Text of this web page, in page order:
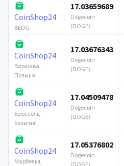
CoinShop24
BEOG
17.03659689
Dogecoin
(DOGE)
CoinShop24
Варшава,
Польша
17.03676343
Dogecoin
(DOGE)
CoinShop24
Брюссель,
Бельгия
17.04509478
Dogecoin
(DOGE)
CoinShop24
Марбелья,
17.05376802
Dogecoin
(DOGE)